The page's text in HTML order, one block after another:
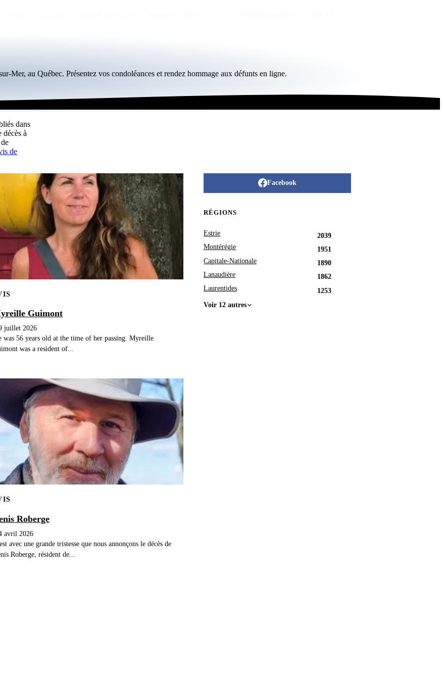
Mer, au Québec. Présentez vos condoléances et rendez hommage aux défunts en ligne.
dans
à
de
Guimont
juillet 2026
was 56 years old at the time of her passing. Myreille
was a resident of...
Roberge
avril 2026
avec une grande tristesse que nous annonçons le décès de
Roberge, résident de...
Facebook
RÉGIONS
Estrie
2039
Montérégie
1951
Capitale-Nationale
1890
Lanaudière
1862
Laurentides
1253
Voir 12 autres